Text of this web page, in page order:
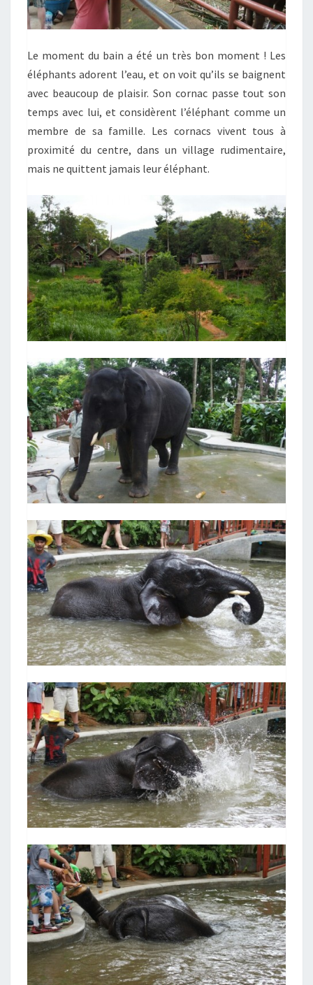
Le moment du bain a été un très bon moment ! Les
éléphants adorent l’eau, et on voit qu’ils se baignent
avec beaucoup de plaisir. Son cornac passe tout son
temps avec lui, et considèrent l’éléphant comme un
membre de sa famille. Les cornacs vivent tous à
proximité du centre, dans un village rudimentaire,
mais ne quittent jamais leur éléphant.